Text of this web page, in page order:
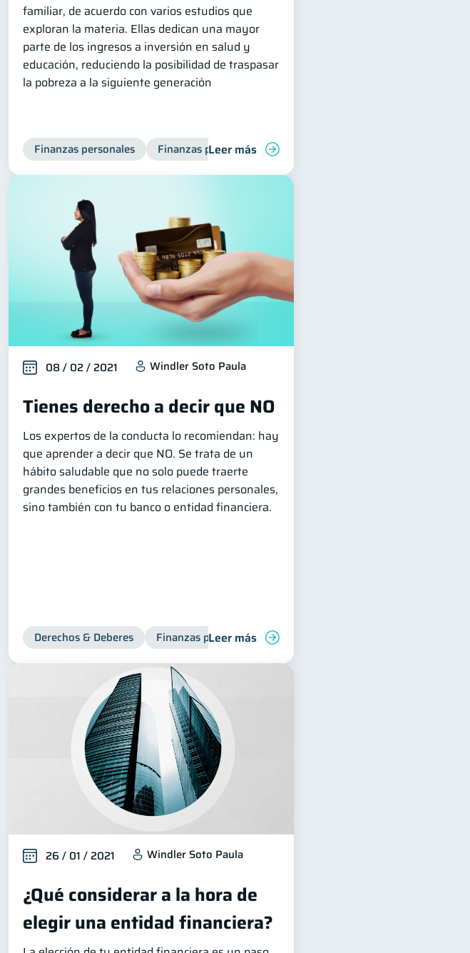
familiar, de acuerdo con varios estudios que
exploran la materia. Ellas dedican una mayor
parte de los ingresos a inversión en salud y
educación, reduciendo la posibilidad de traspasar
la pobreza a la siguiente generación
Finanzas personales Finanzas para mujeres
Leer más
08 / 02 / 2021 Windler Soto Paula
Tienes derecho a decir que NO
Los expertos de la conducta lo recomiendan: hay
que aprender a decir que NO. Se trata de un
hábito saludable que no solo puede traerte
grandes beneficios en tus relaciones personales,
sino también con tu banco o entidad financiera.
Derechos & Deberes Finanzas personales
Leer más
26 / 01 / 2021 Windler Soto Paula
¿Qué considerar a la hora de
elegir una entidad financiera?